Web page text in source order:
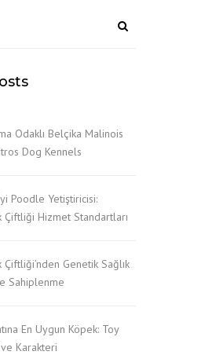
Odaklı Belçika Malinois
Dog Kennels
Poodle Yetiştiricisi:
Hizmet Standartları
Genetik Sağlık
Sahiplenme
En Uygun Köpek: Toy
Karakteri